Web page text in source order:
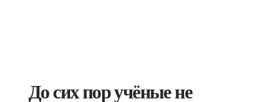
До сих пор учёные не